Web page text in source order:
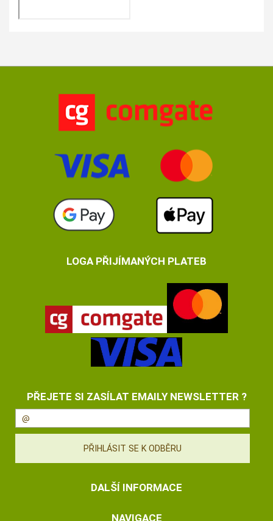
LOGA PŘIJÍMANÝCH PLATEB
PŘEJETE SI ZASÍLAT EMAILY NEWSLETTER ?
DALŠÍ INFORMACE
NAVIGACE